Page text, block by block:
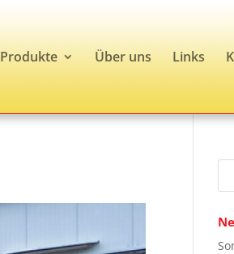
Produkte Über uns Links